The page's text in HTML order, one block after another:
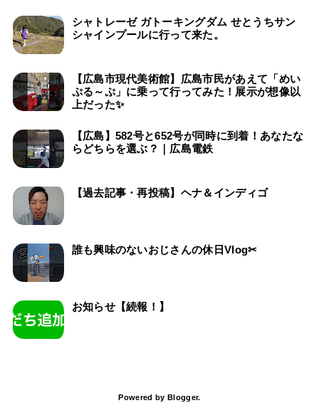
シャトレーゼ ガトーキングダム せとうちサン
シャインプールに行って来た。
【広島市現代美術館】広島市民があえて「めい
ぷる～ぷ」に乗って行ってみた！展示が想像以
上だった✨
【広島】582号と652号が同時に到着！あなたな
らどちらを選ぶ？｜広島電鉄
【過去記事・再投稿】ヘナ＆インディゴ
誰も興味のないおじさんの休日Vlog✂
お知らせ【続報！】
Powered by Blogger.